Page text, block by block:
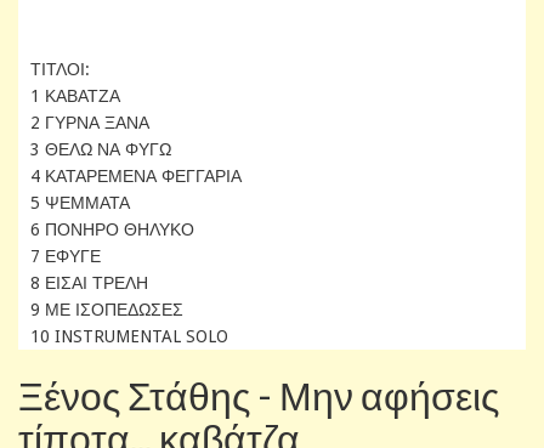
ΤΙΤΛΟΙ:
1 ΚΑΒΑΤΖΑ
2 ΓΥΡΝΑ ΞΑΝΑ
3 ΘΕΛΩ ΝΑ ΦΥΓΩ
4 ΚΑΤΑΡΕΜΕΝΑ ΦΕΓΓΑΡΙΑ
5 ΨΕΜΜΑΤΑ
6 ΠΟΝΗΡΟ ΘΗΛΥΚΟ
7 ΕΦΥΓΕ
8 ΕΙΣΑΙ ΤΡΕΛΗ
9 ΜΕ ΙΣΟΠΕΔΩΣΕΣ
10 INSTRUMENTAL SOLO
Ξένος Στάθης - Μην αφήσεις
τίποτα... καβάτζα